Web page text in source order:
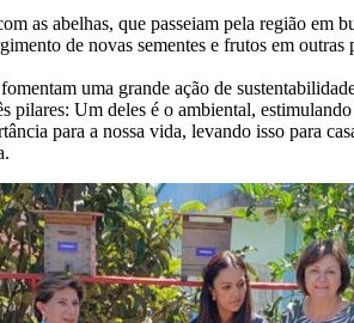
as abelhas, que passeiam pela região
de novas sementes e frutos em
uma grande ação de
Um deles é o ambiental,
para a nossa vida, levando isso para